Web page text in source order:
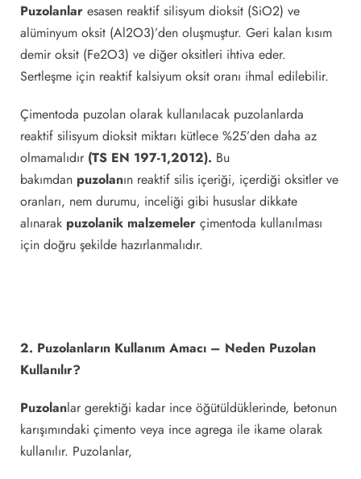
Puzolanlar esasen reaktif silisyum dioksit (SiO2) ve
alüminyum oksit (Al2O3)’den oluşmuştur. Geri kalan kısım
demir oksit (Fe2O3) ve diğer oksitleri ihtiva eder.
Sertleşme için reaktif kalsiyum oksit oranı ihmal edilebilir.
Çimentoda puzolan olarak kullanılacak puzolanlarda
reaktif silisyum dioksit miktarı kütlece %25’den daha az
olmamalıdır (TS EN 197-1,2012). Bu
bakımdan puzolanın reaktif silis içeriği, içerdiği oksitler ve
oranları, nem durumu, inceliği gibi hususlar dikkate
alınarak puzolanik malzemeler çimentoda kullanılması
için doğru şekilde hazırlanmalıdır.
2. Puzolanların Kullanım Amacı – Neden Puzolan
Kullanılır?
Puzolanlar gerektiği kadar ince öğütüldüklerinde, betonun
karışımındaki çimento veya ince agrega ile ikame olarak
kullanılır. Puzolanlar,